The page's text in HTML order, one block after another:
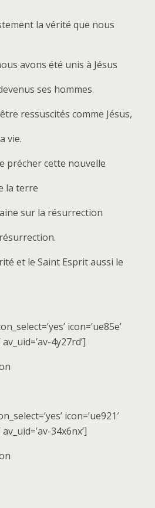
la vérité que nous
avons été unis à Jésus
ses hommes.
ressuscités comme Jésus,
vie.
précher cette nouvelle
la terre
sur la résurrection
et le Saint Esprit aussi le
icon=’ue85e’
4y27rd’]
icon=’ue921′
34x6nx’]